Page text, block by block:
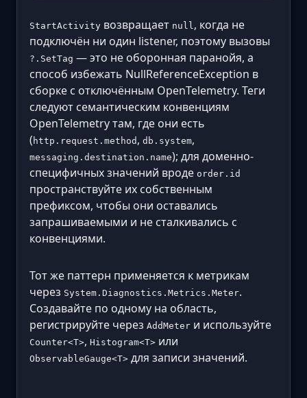
StartActivity возвращает null , когда не
подключён ни один listener, поэтому вызовы
?.SetTag — это не оборонная паранойя, а
способ избежать NullReferenceException в
сборке с отключённым OpenTelemetry. Теги
следуют семантическим конвенциям
OpenTelemetry там, где они есть
( http.request.method , db.system,
messaging.destination.name); для доменно-
специфичных значений вроде order.id
пространствуйте их собственным
префиксом, чтобы они оставались
запрашиваемыми и не сталкивались с
конвенциями.
Тот же паттерн применяется к метрикам
через System.Diagnostics.Metrics.Meter.
Создавайте по одному на область,
регистрируйте через AddMeter и используйте
Counter<T>, Histogram<T> или
ObservableGauge<T> для записи значений.